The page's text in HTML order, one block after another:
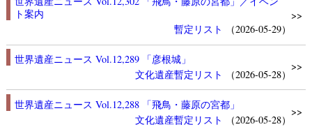
ト案内
暫定リスト
（2026-05-29）
>>
世界遺産ニュース Vol.12,289 「彦根城」
文化遺産暫定リスト （2026-05-28）
>>
世界遺産ニュース Vol.12,288 「飛鳥・藤原の宮都」
文化遺産暫定リスト （2026-05-28）
>>